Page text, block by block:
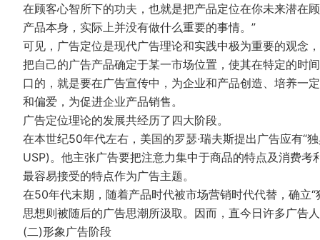
在顾客心智所下的功夫，也就是把产品定位在你未来潜在
产品本身，实际上并没有做什么重要的事情。”
可见，广告定位是现代广告理论和实践中极为重要的观念
把自己的广告产品确定于某一市场位置，使其在特定的时
口的，就是要在广告宣传中，为企业和产品创造、培养一
和偏爱，为促进企业产品销售。
广告定位理论的发展共经历了四大阶段。
在本世纪50年代左右，美国的罗瑟·瑞夫斯提出广告应有
USP)。他主张广告要把注意力集中于商品的特点及消费
最容易接受的特点作为广告主题。
在50年代末期，随着产品时代被市场营销时代代替，确立
思想则被随后的广告思潮所汲取。因而，直今日许多广告
(二)形象广告阶段